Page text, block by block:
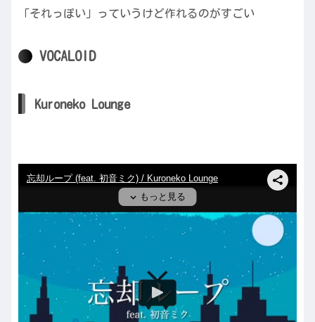
「それっぽい」っていうけど作れるのがすごい
VOCALOID
Kuroneko Lounge